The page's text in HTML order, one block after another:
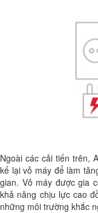
Ngoài các cải tiến trên,
kế lại vỏ máy để làm
gian. Vỏ máy được gia
khả năng chịu lực cao
những môi trường khắc